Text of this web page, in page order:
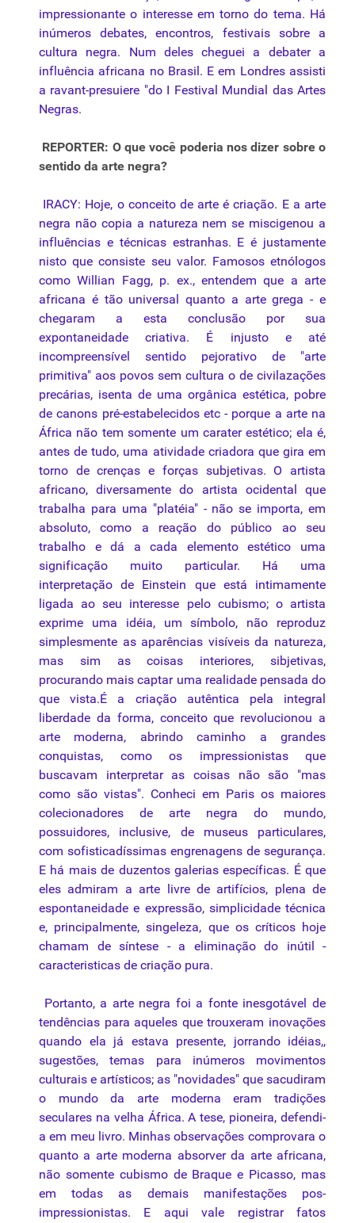
impressionante o interesse em torno do tema. Há
inúmeros debates, encontros, festivais sobre a
cultura negra. Num deles cheguei a debater a
influência africana no Brasil. E em Londres assisti
a ravant-presuiere "do I Festival Mundial das Artes
Negras.
REPORTER: O que você poderia nos dizer sobre o
sentido da arte negra?
IRACY: Hoje, o conceito de arte é criação. E a arte
negra não copia a natureza nem se miscigenou a
influências e técnicas estranhas. E é justamente
nisto que consiste seu valor. Famosos etnólogos
como Willian Fagg, p. ex., entendem que a arte
africana é tão universal quanto a arte grega - e
chegaram a esta conclusão por sua
expontaneidade criativa. É injusto e até
incompreensível sentido pejorativo de "arte
primitiva" aos povos sem cultura o de civilazações
precárias, isenta de uma orgânica estética, pobre
de canons pré-estabelecidos etc - porque a arte na
África não tem somente um carater estético; ela é,
antes de tudo, uma atividade criadora que gira em
torno de crenças e forças subjetivas. O artista
africano, diversamente do artista ocidental que
trabalha para uma "platéia" - não se importa, em
absoluto, como a reação do público ao seu
trabalho e dá a cada elemento estético uma
significação muito particular. Há uma
interpretação de Einstein que está intimamente
ligada ao seu interesse pelo cubismo; o artista
exprime uma idéia, um símbolo, não reproduz
simplesmente as aparências visíveis da natureza,
mas sim as coisas interiores, sibjetivas,
procurando mais captar uma realidade pensada do
que vista.É a criação autêntica pela integral
liberdade da forma, conceito que revolucionou a
arte moderna, abrindo caminho a grandes
conquistas, como os impressionistas que
buscavam interpretar as coisas não são "mas
como são vistas". Conheci em Paris os maiores
colecionadores de arte negra do mundo,
possuidores, inclusive, de museus particulares,
com sofisticadíssimas engrenagens de segurança.
E há mais de duzentos galerias específicas. É que
eles admiram a arte livre de artifícios, plena de
espontaneidade e expressão, simplicidade técnica
e, principalmente, singeleza, que os críticos hoje
chamam de síntese - a eliminação do inútil -
caracteristicas de criação pura.
Portanto, a arte negra foi a fonte inesgotável de
tendências para aqueles que trouxeram inovações
quando ela já estava presente, jorrando idéias,,
sugestões, temas para inúmeros movimentos
culturais e artísticos; as "novidades" que sacudiram
o mundo da arte moderna eram tradições
seculares na velha África. A tese, pioneira, defendi-
a em meu livro. Minhas observações comprovara o
quanto a arte moderna absorver da arte africana,
não somente cubismo de Braque e Picasso, mas
em todas as demais manifestações pos-
impressionistas. E aqui vale registrar fatos